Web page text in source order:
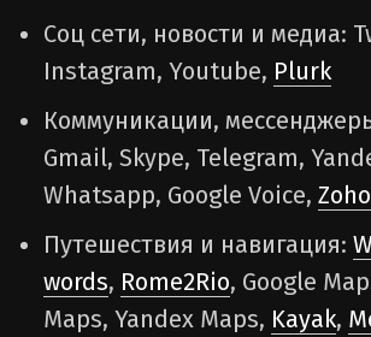
Соц сети, новости и медиа:
Instagram, Youtube, Plurk
Коммуникации,
Gmail, Skype, Telegram,
Whatsapp, Google Voice,
Путешествия и навигация:
words, Rome2Rio, Google
Maps, Yandex Maps, Kayak,